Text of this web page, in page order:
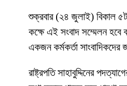
শুক্রবার (২৪ জুলাই) বিকাল
কক্ষে এই সংবাদ সম্মেলন হবে
একজন কর্মকর্তা সাংবাদিকদের
রাষ্ট্রপতি সাহাবুদ্দিনের